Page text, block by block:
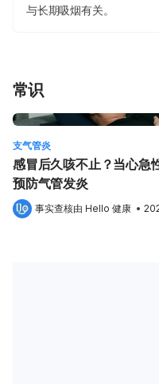
与长期吸烟有关。
常识
支气管炎
感冒后久咳不止？当心急
预防气管发炎
事实查核由 Hello 健康 •